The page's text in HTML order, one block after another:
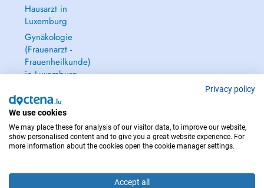
Hausarzt in
Luxemburg
Gynäkologie
(Frauenarzt -
Frauenheilkunde)
in Luxemburg
IM NOTFALL WENDEN SIE SICH AN : 112
Privacy policy
We use cookies
We may place these for analysis of our visitor data, to improve our website,
show personalised content and to give you a great website experience. For
more information about the cookies open the cookie manager settings.
Accept all